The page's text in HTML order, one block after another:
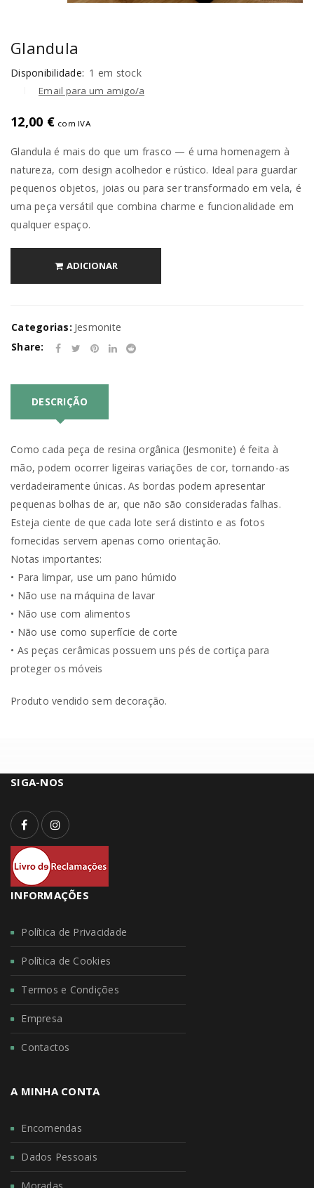
Glandula
Disponibilidade: 1 em stock
Email para um amigo/a
12,00 € com IVA
Glandula é mais do que um frasco — é uma homenagem à
natureza, com design acolhedor e rústico. Ideal para guardar
pequenos objetos, joias ou para ser transformado em vela, é
uma peça versátil que combina charme e funcionalidade em
qualquer espaço.
ADICIONAR
Categorias: Jesmonite
Share:
DESCRIÇÃO
Como cada peça de resina orgânica (Jesmonite) é feita à
mão, podem ocorrer ligeiras variações de cor, tornando-as
verdadeiramente únicas. As bordas podem apresentar
pequenas bolhas de ar, que não são consideradas falhas.
Esteja ciente de que cada lote será distinto e as fotos
fornecidas servem apenas como orientação.
Notas importantes:
• Para limpar, use um pano húmido
• Não use na máquina de lavar
• Não use com alimentos
• Não use como superfície de corte
• As peças cerâmicas possuem uns pés de cortiça para
proteger os móveis
Produto vendido sem decoração.
SIGA-NOS
INFORMAÇÕES
Política de Privacidade
Política de Cookies
Termos e Condições
Empresa
Contactos
A MINHA CONTA
Encomendas
Dados Pessoais